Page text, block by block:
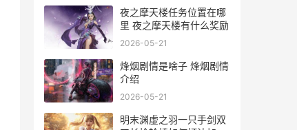
夜之摩天楼任务位置在哪
里 夜之摩天楼有什么奖励
2026-05-21
烽烟剧情是啥子 烽烟剧情
介绍
2026-05-21
明末渊虚之羽一只手剑双